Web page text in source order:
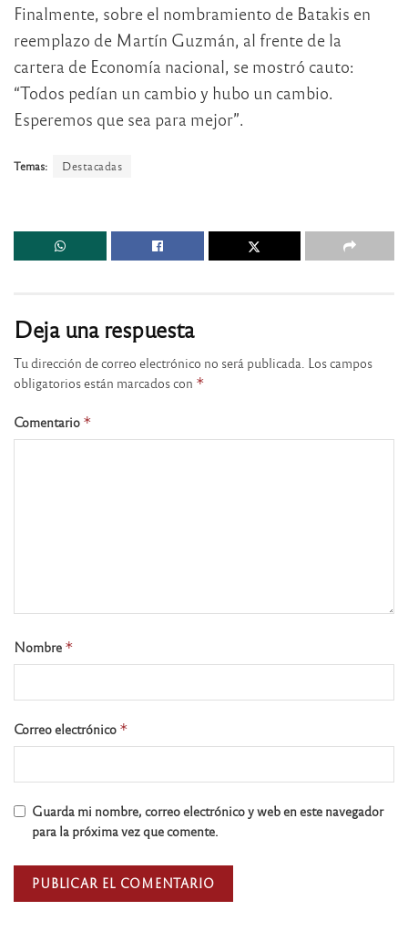
Finalmente, sobre el nombramiento de Batakis en
reemplazo de Martín Guzmán, al frente de la
cartera de Economía nacional, se mostró cauto:
“Todos pedían un cambio y hubo un cambio.
Esperemos que sea para mejor”.
Temas: Destacadas
Deja una respuesta
Tu dirección de correo electrónico no será publicada. Los campos
obligatorios están marcados con *
Comentario *
Nombre *
Correo electrónico *
Guarda mi nombre, correo electrónico y web en este navegador
para la próxima vez que comente.